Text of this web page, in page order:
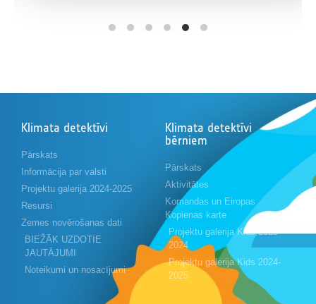
Klimata detektīvi
Pārskats
Informācija par valsti
Projektu galerija 2024-2025
Resursi
Zemes novērošanas dati
BIEŽĀK UZDOTIE
JAUTĀJUMI
Noteikumi un nosacījumi
Klimata detektīvi
bērniem
Pārskats
Aktivitātes
Komandas un Eiropas
Kopienas karte
Projektu galerija Kids 2023-
2024
Projektu galerija Kids 2024-
2025